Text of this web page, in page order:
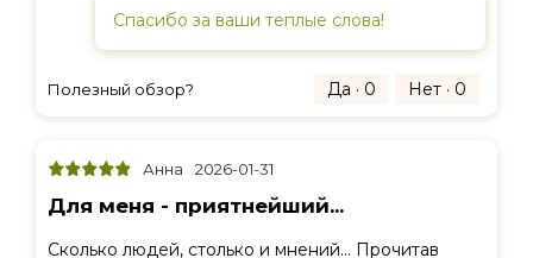
Спасибо за ваши теплые слова!
Полезный обзор? Да · 0 Нет · 0
Анна 2026-01-31
Для меня - приятнейший...
Сколько людей, столько и мнений... Прочитав